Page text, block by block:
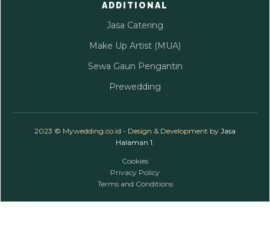
ADDITIONAL
Jasa Catering
Make Up Artist (MUA)
Sewa Gaun Pengantin
Prewedding
2023 © Mywedding.co.id - Design & Development by Jasa
Halaman 1.
Cookies
Privacy Policy
Terms and Conditions